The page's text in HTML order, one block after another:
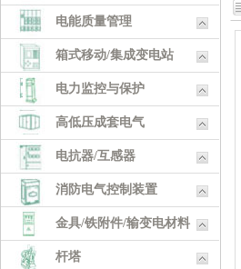
电能质量管理
箱式移动/集成变电站
电力监控与保护
高低压成套电气
电抗器/互感器
消防电气控制装置
金具/铁附件/输变电材料
杆塔